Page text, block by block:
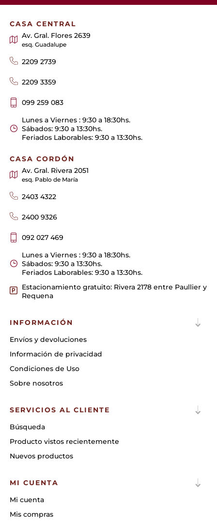
CASA CENTRAL
Av. Gral. Flores 2639
esq. Guadalupe
2209 2739
2209 3359
099 259 083
Lunes a Viernes : 9:30 a 18:30hs.
Sábados: 9:30 a 13:30hs.
Feriados Laborables: 9:30 a 13:30hs.
CASA CORDÓN
Av. Gral. Rivera 2051
esq. Pablo de María
2403 4322
2400 9326
092 027 469
Lunes a Viernes : 9:30 a 18:30hs.
Sábados: 9:30 a 13:30hs.
Feriados Laborables: 9:30 a 13:30hs.
Estacionamiento gratuito: Rivera 2178 entre Paullier y
Requena
INFORMACIÓN
Envíos y devoluciones
Información de privacidad
Condiciones de Uso
Sobre nosotros
SERVICIOS AL CLIENTE
Búsqueda
Producto vistos recientemente
Nuevos productos
MI CUENTA
Mi cuenta
Mis compras